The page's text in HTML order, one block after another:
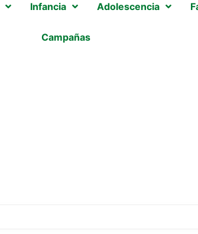
Infancia Adolescencia
Campañas